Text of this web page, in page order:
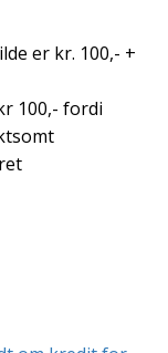
er kr. 100,- +
100,- fordi